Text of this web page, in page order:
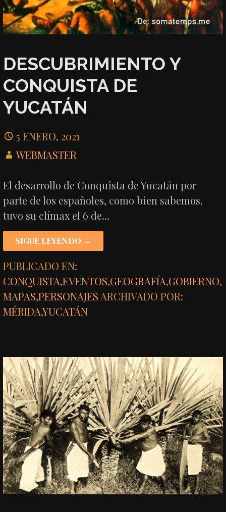
DESCUBRIMIENTO Y
CONQUISTA DE
YUCATÁN
5 ENERO, 2021
WEBMASTER
El desarrollo de Conquista de Yucatán por
parte de los españoles, como bien sabemos,
tuvo su clímax el 6 de…
SIGUE LEYENDO →
PUBLICADO EN:
CONQUISTA,EVENTOS,GEOGRAFÍA,GOBIERNO,
MAPAS,PERSONAJES ARCHIVADO POR:
MÉRIDA,YUCATÁN